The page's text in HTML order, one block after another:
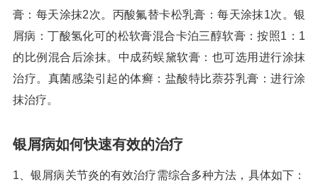
膏：每天涂抹2次。丙酸氟替卡松乳膏：每天涂抹1次。银
屑病：丁酸氢化可的松软膏混合卡泊三醇软膏：按照1：1
的比例混合后涂抹。中成药蜈黛软膏：也可选用进行涂抹
治疗。真菌感染引起的体癣：盐酸特比萘芬乳膏：进行涂
抹治疗。
银屑病如何快速有效的治疗
1、银屑病关节炎的有效治疗需综合多种方法，具体如下：